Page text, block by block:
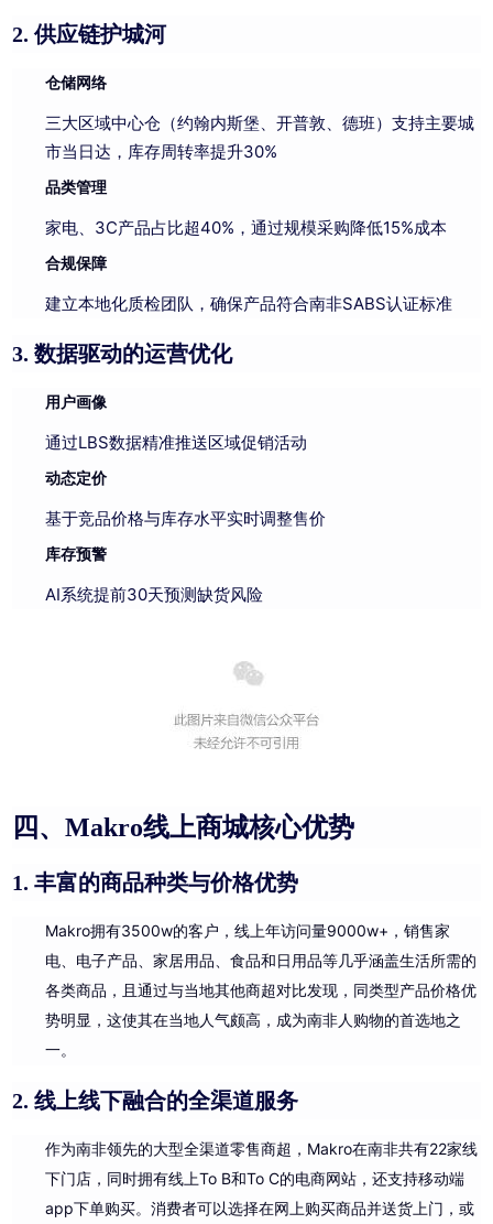
2.供应链护城河
仓储网络
三大区域中心仓（约翰内斯堡、开普敦、德班）支持主要城
市当日达，库存周转率提升30%
品类管理
家电、3C产品占比超40%，通过规模采购降低15%成本
合规保障
建立本地化质检团队，确保产品符合南非SABS认证标准
3.数据驱动的运营优化
用户画像
通过LBS数据精准推送区域促销活动
动态定价
基于竞品价格与库存水平实时调整售价
库存预警
AI系统提前30天预测缺货风险
四、Makro线上商城核心优势
1.丰富的商品种类与价格优势
Makro拥有3500w的客户，线上年访问量9000w+，销售家
电、电子产品、家居用品、食品和日用品等几乎涵盖生活所需的
各类商品，且通过与当地其他商超对比发现，同类型产品价格优
势明显，这使其在当地人气颇高，成为南非人购物的首选地之
一。
2. 线上线下融合的全渠道服务
作为南非领先的大型全渠道零售商超，Makro在南非共有22家线
下门店，同时拥有线上To B和To C的电商网站，还支持移动端
app下单购买。消费者可以选择在网上购买商品并送货上门，或